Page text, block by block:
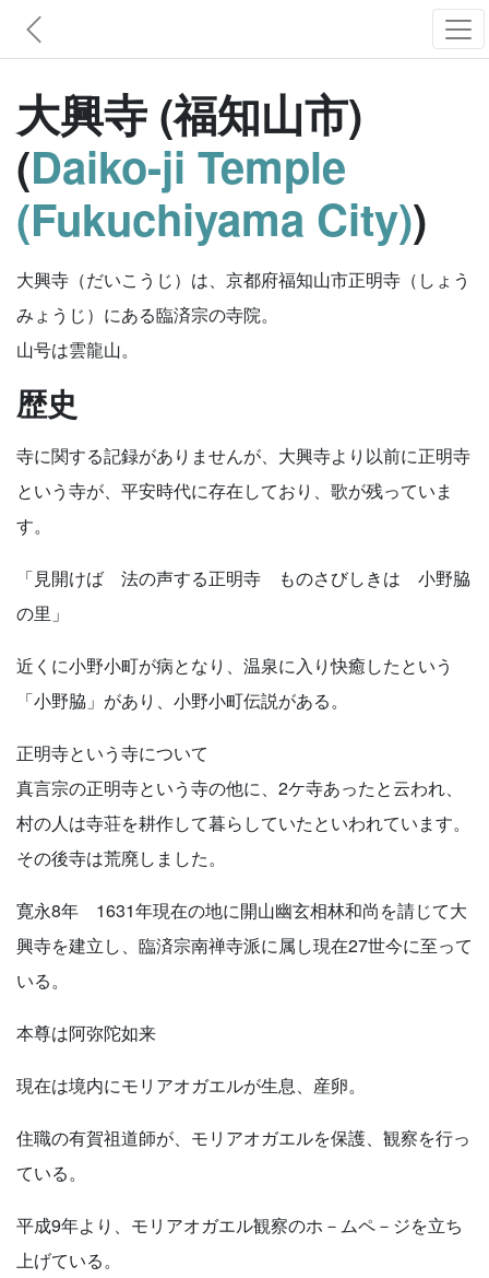
大興寺 (福知山市)
(Daiko-ji Temple
(Fukuchiyama City))
大興寺（だいこうじ）は、京都府福知山市正明寺（しょう
みょうじ）にある臨済宗の寺院。
山号は雲龍山。
歴史
寺に関する記録がありませんが、大興寺より以前に正明寺
という寺が、平安時代に存在しており、歌が残っていま
す。
「見開けば 法の声する正明寺 ものさびしきは 小野脇
の里」
近くに小野小町が病となり、温泉に入り快癒したという
「小野脇」があり、小野小町伝説がある。
正明寺という寺について
真言宗の正明寺という寺の他に、2ケ寺あったと云われ、
村の人は寺荘を耕作して暮らしていたといわれています。
その後寺は荒廃しました。
寛永8年 1631年現在の地に開山幽玄相林和尚を請じて大
興寺を建立し、臨済宗南禅寺派に属し現在27世今に至って
いる。
本尊は阿弥陀如来
現在は境内にモリアオガエルが生息、産卵。
住職の有賀祖道師が、モリアオガエルを保護、観察を行っ
ている。
平成9年より、モリアオガエル観察のホ－ムペ－ジを立ち
上げている。